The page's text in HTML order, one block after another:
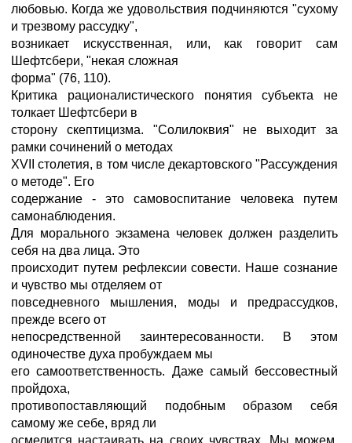
любовью. Когда же удовольствия подчиняются "сухому
и трезвому рассудку",
возникает искусственная, или, как говорит сам
Шефтсбери, "некая сложная
форма" (76, 110).
Критика рационалистического понятия субъекта не
толкает Шефтсбери в
сторону скептицизма. "Солилоквия" не выходит за
рамки сочинений о методах
XVII столетия, в том числе декартовского "Рассуждения
о методе". Его
содержание - это самовоспитание человека путем
самонаблюдения.
Для морального экзамена человек должен разделить
себя на два лица. Это
происходит путем рефлексии совести. Наше сознание
и чувство мы отделяем от
повседневного мышления, моды и предрассудков,
прежде всего от
непосредственной заинтересованности. В этом
одиночестве духа пробуждаем мы
его самоответственность. Даже самый бессовестный
пройдоха,
противопоставляющий подобным образом себя
самому же себе, вряд ли
осмелится настаивать на своих чувствах. Мы можем,